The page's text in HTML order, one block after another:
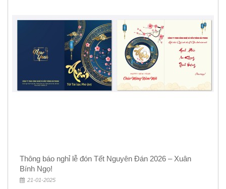
Thông báo nghỉ lễ đón Tết Nguyên Đán 2026 – Xuân
Bính Ngọ!
21-01-2025